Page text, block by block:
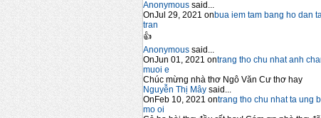
Anonymous said...
OnJul 29, 2021 onbua iem tam bang ho dan
tran
👍
Anonymous said...
OnJun 01, 2021 ontrang tho chu nhat anh
muoi e
Chúc mừng nhà thơ Ngô Văn Cư thơ hay
Nguyễn Thị Mây said...
OnFeb 10, 2021 ontrang tho chu nhat ta ung
mo oi